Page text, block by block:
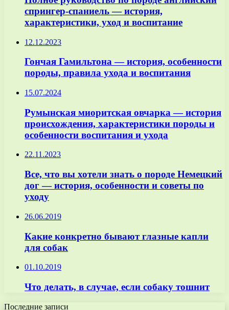
спрингер-спаниель — история,
характеристики, уход и воспитание
12.12.2023
Гончая Гамильтона — история, особенности
породы, правила ухода и воспитания
15.07.2024
Румынская миоритская овчарка — история
происхождения, характеристики породы и
особенности воспитания и ухода
22.11.2023
Все, что вы хотели знать о породе Немецкий
дог — история, особенности и советы по
уходу
26.06.2019
Какие конкретно бывают глазные капли
для собак
01.10.2019
Что делать, в случае, если собаку тошнит
Последние записи